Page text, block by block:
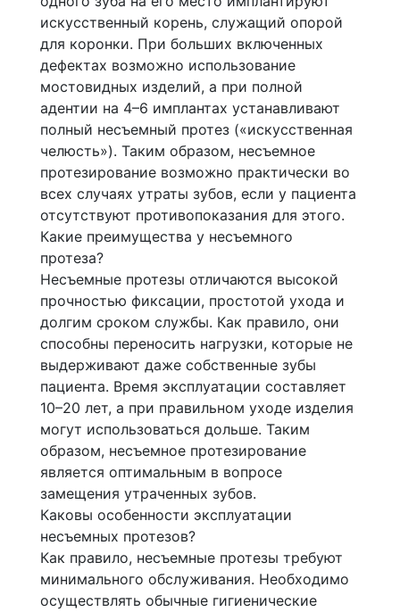
искусственный корень, служащий опорой
для коронки. При больших включенных
дефектах возможно использование
мостовидных изделий, а при полной
адентии на 4–6 имплантах устанавливают
полный несъемный протез («искусственная
челюсть»). Таким образом, несъемное
протезирование возможно практически во
всех случаях утраты зубов, если у пациента
отсутствуют противопоказания для этого.
Какие преимущества у несъемного
протеза?
Несъемные протезы отличаются высокой
прочностью фиксации, простотой ухода и
долгим сроком службы. Как правило, они
способны переносить нагрузки, которые не
выдерживают даже собственные зубы
пациента. Время эксплуатации составляет
10–20 лет, а при правильном уходе изделия
могут использоваться дольше. Таким
образом, несъемное протезирование
является оптимальным в вопросе
замещения утраченных зубов.
Каковы особенности эксплуатации
несъемных протезов?
Как правило, несъемные протезы требуют
минимального обслуживания. Необходимо
осуществлять обычные гигиенические